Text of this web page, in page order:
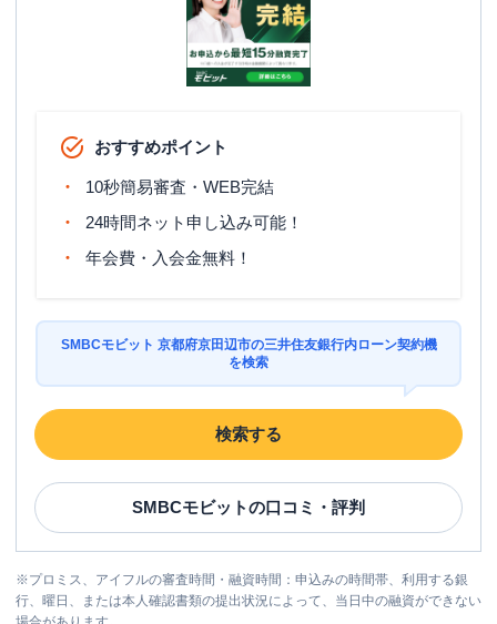
おすすめポイント
10秒簡易審査・WEB完結
24時間ネット申し込み可能！
年会費・入会金無料！
SMBCモビット 京都府京田辺市の三井住友銀行内ローン契約機
を検索
検索する
SMBCモビットの口コミ・評判
※プロミス、アイフルの審査時間・融資時間：申込みの時間帯、利用する銀
行、曜日、または本人確認書類の提出状況によって、当日中の融資ができない